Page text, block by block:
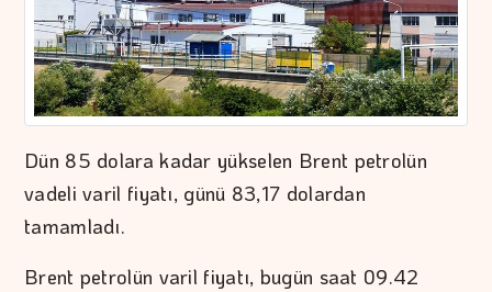
Dün 85 dolara kadar yükselen Brent petrolün
vadeli varil fiyatı, günü 83,17 dolardan
tamamladı.
Brent petrolün varil fiyatı, bugün saat 09.42